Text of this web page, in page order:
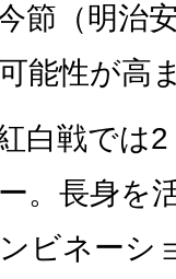
節（明治
能性が高
白戦では2
。長身を
ビネーシ